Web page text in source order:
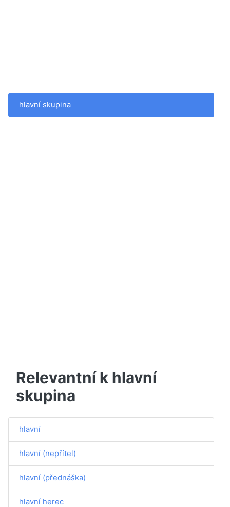
hlavní skupina
Relevantní k hlavní
skupina
hlavní
hlavní (nepřítel)
hlavní (přednáška)
hlavní herec